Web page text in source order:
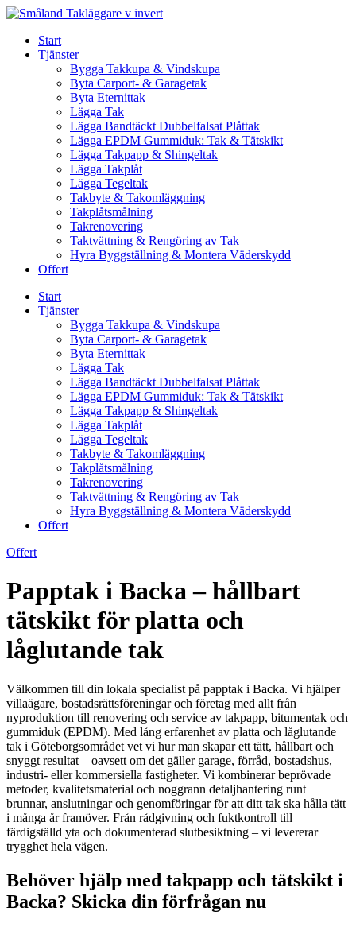
Skip
contentStart
Tjänster
Bygga Takkupa & Vindskupa
Byta Carport- & Garagetak
Byta Eternittak
Lägga Tak
Lägga Bandtäckt Dubbelfalsat Plåttak
Lägga EPDM Gummiduk: Tak & Tätskikt
Lägga Takpapp & Shingeltak
Lägga Takplåt
Lägga Tegeltak
Takbyte & Takomläggning
Takplåtsmålning
Takrenovering
Taktvättning & Rengöring av Tak
Hyra Byggställning & Montera Väderskydd
Offert
Start
Tjänster
Bygga Takkupa & Vindskupa
Byta Carport- & Garagetak
Byta Eternittak
Lägga Tak
Lägga Bandtäckt Dubbelfalsat Plåttak
Lägga EPDM Gummiduk: Tak & Tätskikt
Lägga Takpapp & Shingeltak
Lägga Takplåt
Lägga Tegeltak
Takbyte & Takomläggning
Takplåtsmålning
Takrenovering
Taktvättning & Rengöring av Tak
Hyra Byggställning & Montera Väderskydd
Offert
Offert
Papptak i Backa – hållbart
tätskikt för platta och
låglutande tak
Välkommen till din lokala specialist på papptak i Backa. Vi hjälper
villaägare, bostadsrättsföreningar och företag med allt från
nyproduktion till renovering och service av takpapp, bitumentak och
gummiduk (EPDM). Med lång erfarenhet av platta och låglutande
tak i Göteborgsområdet vet vi hur man skapar ett tätt, hållbart och
snyggt resultat – oavsett om det gäller garage, förråd, bostadshus,
industri- eller kommersiella fastigheter. Vi kombinerar beprövade
metoder, kvalitetsmaterial och noggrann detaljhantering runt
brunnar, anslutningar och genomföringar för att ditt tak ska hålla tätt
i många år framöver. Från rådgivning och fuktkontroll till
färdigställd yta och dokumenterad slutbesiktning – vi levererar
trygghet hela vägen.
Behöver hjälp med takpapp och tätskikt i
Backa? Skicka din förfrågan nu